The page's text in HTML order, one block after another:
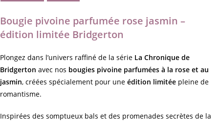
Bougie pivoine parfumée rose jasmin –
édition limitée Bridgerton
Plongez dans l’univers raffiné de la série La Chronique de
Bridgerton avec nos bougies pivoine parfumées à la rose et au
jasmin, créées spécialement pour une édition limitée pleine de
romantisme.
Inspirées des somptueux bals et des promenades secrètes de la